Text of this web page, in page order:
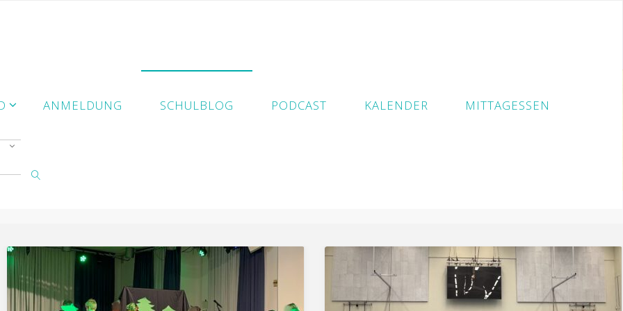
ANMELDUNG SCHULBLOG PODCAST KALENDER MITTAGESSEN